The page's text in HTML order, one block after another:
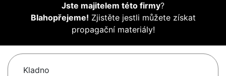
Jste majitelem této firmy?
Blahopřejeme! Zjistěte jestli můžete získat
propagační materiály!
Kladno